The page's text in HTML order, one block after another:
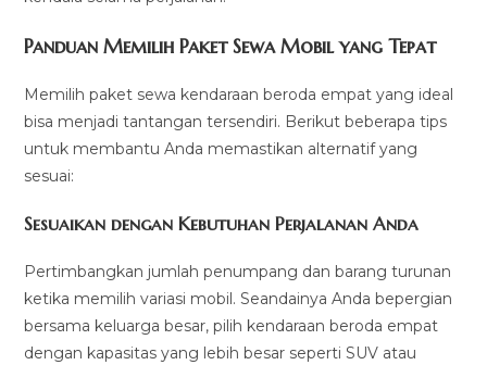
Panduan Memilih Paket Sewa Mobil yang Tepat
Memilih paket sewa kendaraan beroda empat yang ideal
bisa menjadi tantangan tersendiri. Berikut beberapa tips
untuk membantu Anda memastikan alternatif yang
sesuai:
Sesuaikan dengan Kebutuhan Perjalanan Anda
Pertimbangkan jumlah penumpang dan barang turunan
ketika memilih variasi mobil. Seandainya Anda bepergian
bersama keluarga besar, pilih kendaraan beroda empat
dengan kapasitas yang lebih besar seperti SUV atau